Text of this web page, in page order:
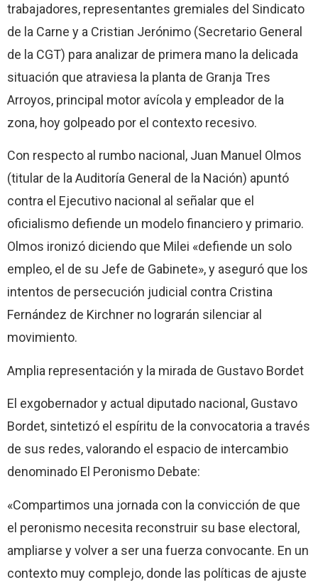
trabajadores, representantes gremiales del Sindicato
de la Carne y a Cristian Jerónimo (Secretario General
de la CGT) para analizar de primera mano la delicada
situación que atraviesa la planta de Granja Tres
Arroyos, principal motor avícola y empleador de la
zona, hoy golpeado por el contexto recesivo.
Con respecto al rumbo nacional, Juan Manuel Olmos
(titular de la Auditoría General de la Nación) apuntó
contra el Ejecutivo nacional al señalar que el
oficialismo defiende un modelo financiero y primario.
Olmos ironizó diciendo que Milei «defiende un solo
empleo, el de su Jefe de Gabinete», y aseguró que los
intentos de persecución judicial contra Cristina
Fernández de Kirchner no lograrán silenciar al
movimiento.
Amplia representación y la mirada de Gustavo Bordet
El exgobernador y actual diputado nacional, Gustavo
Bordet, sintetizó el espíritu de la convocatoria a través
de sus redes, valorando el espacio de intercambio
denominado El Peronismo Debate:
«Compartimos una jornada con la convicción de que
el peronismo necesita reconstruir su base electoral,
ampliarse y volver a ser una fuerza convocante. En un
contexto muy complejo, donde las políticas de ajuste